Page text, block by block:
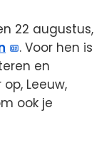
22 augustus,
. Voor hen is
en
Leeuw,
ook je